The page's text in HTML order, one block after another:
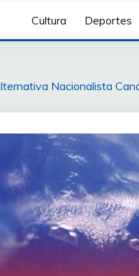
Cultura Deportes
Nacionalista